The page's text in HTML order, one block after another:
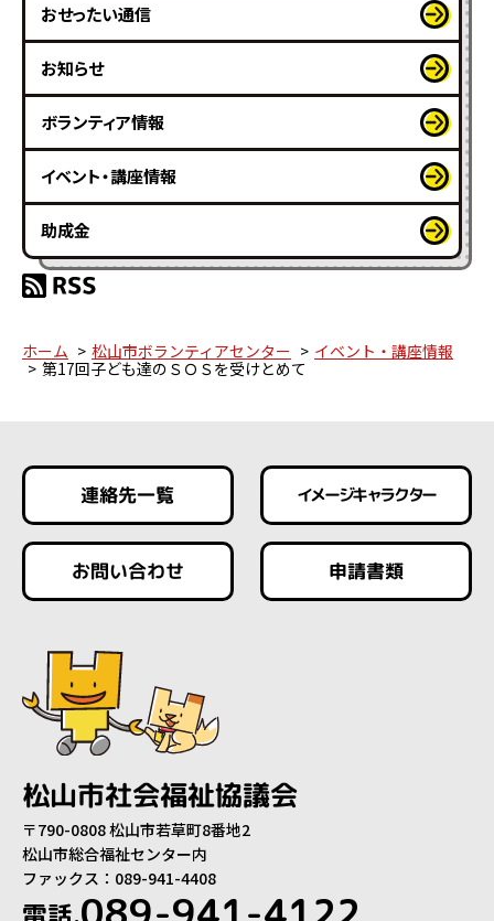
おせったい通信
お知らせ
ボランティア情報
イベント・講座情報
助成金
ホーム 松山市ボランティアセンター
イベント・講座情報
第17回子ども達のＳＯＳを受けとめて
連絡先一覧 イメージキャラクター
お問い合わせ 申請書類
松山市社会福祉協議会
〒790-0808 松山市若草町8番地2
松山市総合福祉センター内
ファックス：089-941-4408